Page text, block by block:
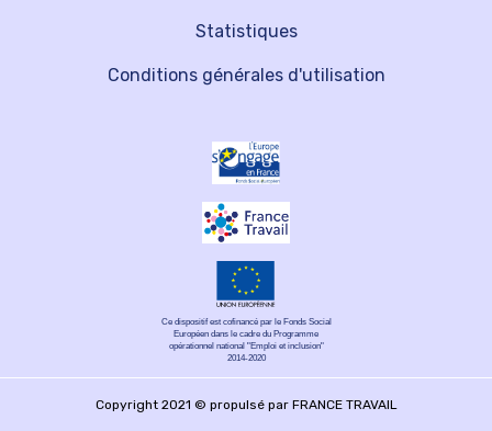
Statistiques
Conditions générales d'utilisation
Ce dispositif est cofinancé par le Fonds Social
Européen dans le cadre du Programme
opérationnel national "Emploi et inclusion"
2014-2020
Copyright 2021 © propulsé par FRANCE TRAVAIL